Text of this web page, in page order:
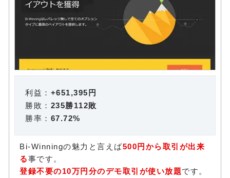
利益： +651,395円
勝敗： 235勝112敗
勝率： 67.72%
Bi-Winningの魅力と言えば500円から取引が出来
る事です。
登録不要の10万円分のデモ取引が使い放題です。